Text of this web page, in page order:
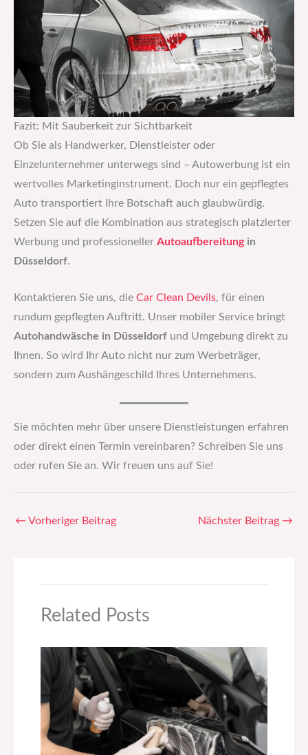
Fazit: Mit Sauberkeit zur Sichtbarkeit
Ob Sie als Handwerker, Dienstleister oder
Einzelunternehmer unterwegs sind – Autowerbung ist ein
wertvolles Marketinginstrument. Doch nur ein gepflegtes
Auto transportiert Ihre Botschaft auch glaubwürdig.
Setzen Sie auf die Kombination aus strategisch platzierter
Werbung und professioneller Autoaufbereitungin
Düsseldorf.
Kontaktieren Sie uns, die Car Clean Devils, für einen
rundum gepflegten Auftritt. Unser mobiler Service bringt
Autohandwäsche in Düsseldorf und Umgebung direkt zu
Ihnen. So wird Ihr Auto nicht nur zum Werbeträger,
sondern zum Aushängeschild Ihres Unternehmens.
Sie möchten mehr über unsere Dienstleistungen erfahren
oder direkt einen Termin vereinbaren? Schreiben Sie uns
oder rufen Sie an. Wir freuen uns auf Sie!
← Vorheriger Beitrag Nächster Beitrag →
Related Posts